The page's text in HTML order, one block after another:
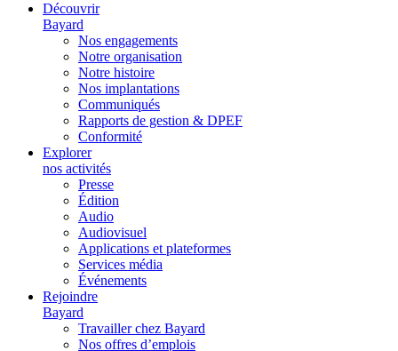
Découvrir
Bayard
Nos engagements
Notre organisation
Notre histoire
Nos implantations
Communiqués
Rapports de gestion & DPEF
Conformité
Explorer
nos activités
Presse
Édition
Audio
Audiovisuel
Applications et plateformes
Services média
Événements
Rejoindre
Bayard
Travailler chez Bayard
Nos offres d’emplois